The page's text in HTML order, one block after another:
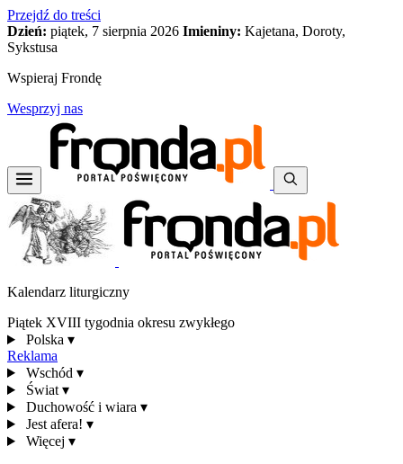
Przejdź do treści
Dzień: piątek, 7 sierpnia 2026 Imieniny: Kajetana, Doroty,
Sykstusa
Wspieraj Frondę
Wesprzyj nas
Kalendarz liturgiczny
Piątek XVIII tygodnia okresu zwykłego
Polska ▾
Reklama
Wschód ▾
Świat ▾
Duchowość i wiara ▾
Jest afera! ▾
Więcej ▾